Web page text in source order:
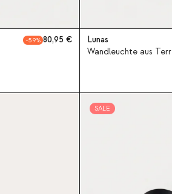
59
80,95
Lunas
Wandleuchte aus
SALE